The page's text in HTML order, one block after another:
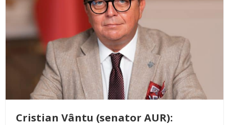
Cristian Vântu (senator AUR):